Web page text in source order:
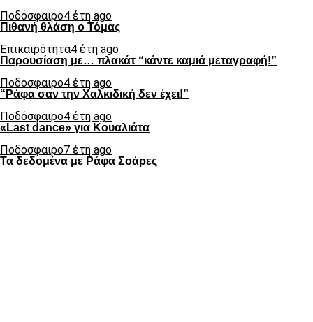
Ποδόσφαιρο4 έτη ago
Πιθανή θλάση ο Τόμας
Επικαιρότητα4 έτη ago
Παρουσίαση με… πλακάτ “κάντε καμιά μεταγραφή!”
Ποδόσφαιρο4 έτη ago
“Ράφα σαν την Χαλκιδική δεν έχει!”
Ποδόσφαιρο4 έτη ago
«Last dance» για Κουαλιάτα
Ποδόσφαιρο7 έτη ago
Τα δεδομένα με Ράφα Σοάρες